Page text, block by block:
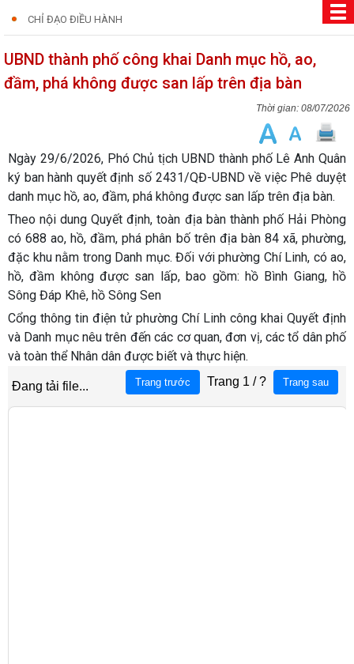
CHỈ ĐẠO ĐIỀU HÀNH
UBND thành phố công khai Danh mục hồ, ao,
đầm, phá không được san lấp trên địa bàn
08/07/2026
Ngày 29/6/2026, Phó Chủ tịch UBND thành phố Lê Anh Quân
ký ban hành quyết định số 2431/QĐ-UBND về việc Phê duyệt
danh mục hồ, ao, đầm, phá không được san lấp trên địa bàn.
Theo nội dung Quyết định, toàn địa bàn thành phố Hải Phòng
có 688 ao, hồ, đầm, phá phân bố trên địa bàn 84 xã, phường,
đặc khu nằm trong Danh mục. Đối với phường Chí Linh, có ao,
hồ, đầm không được san lấp, bao gồm: hồ Bình Giang, hồ
Sông Đáp Khê, hồ Sông Sen
Cổng thông tin điện tử phường Chí Linh công khai Quyết định
và Danh mục nêu trên đến các cơ quan, đơn vị, các tổ dân phố
và toàn thể Nhân dân được biết và thực hiện.